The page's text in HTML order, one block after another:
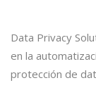
Data Privacy
en la
protección de